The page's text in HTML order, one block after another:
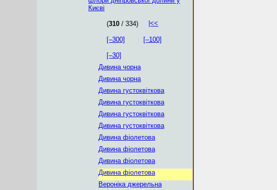
Києві
(310 / 334) |<<
[–300] [–100]
[–30]
Дивина чорна
Дивина чорна
Дивина густоквіткова
Дивина густоквіткова
Дивина густоквіткова
Дивина густоквіткова
Дивина фіолетова
Дивина фіолетова
Дивина фіолетова
Дивина фіолетова
Вероніка джерельна